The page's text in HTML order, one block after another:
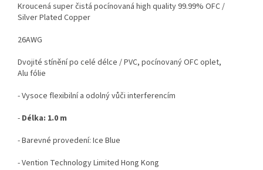
Kroucená super čistá pocínovaná high quality 99.99% OFC /
Silver Plated Copper
26AWG
Dvojité stínění po celé délce / PVC, pocínovaný OFC oplet,
Alu fólie
- Vysoce flexibilní a odolný vůči interferencím
- Délka: 1.0 m
- Barevné provedení: Ice Blue
- Vention Technology Limited Hong Kong